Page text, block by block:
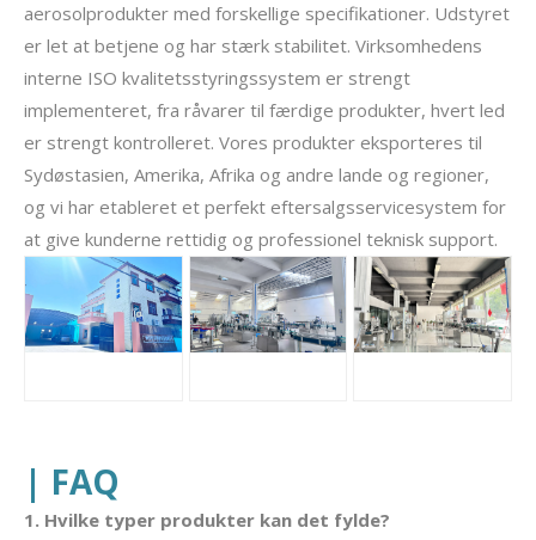
aerosolprodukter med forskellige specifikationer. Udstyret
er let at betjene og har stærk stabilitet. Virksomhedens
interne ISO kvalitetsstyringssystem er strengt
implementeret, fra råvarer til færdige produkter, hvert led
er strengt kontrolleret. Vores produkter eksporteres til
Sydøstasien, Amerika, Afrika og andre lande og regioner,
og vi har etableret et perfekt eftersalgsservicesystem for
at give kunderne rettidig og professionel teknisk support.
| FAQ
1. Hvilke typer produkter kan det fylde?